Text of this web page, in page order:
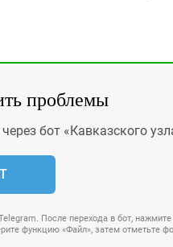
проблемы
бот «Кавказского
После перехода в бот,
функцию «Файл», затем отметьте